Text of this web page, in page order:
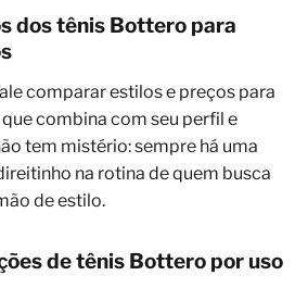
dos tênis Bottero para
comparar estilos e preços para
combina com seu perfil e
tem mistério: sempre há uma
na rotina de quem busca
de estilo.
de tênis Bottero por uso